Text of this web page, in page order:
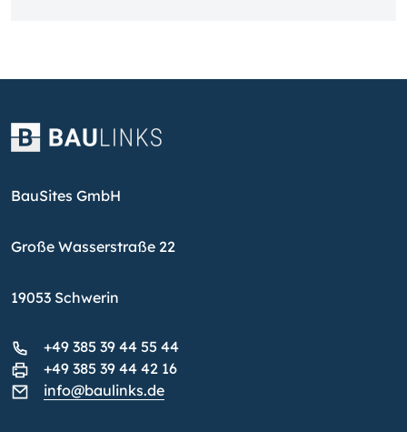
BauSites GmbH
Große Wasserstraße 22
19053 Schwerin
+49 385 39 44 55 44
+49 385 39 44 42 16
info@baulinks.de